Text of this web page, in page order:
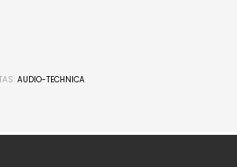
AUDIO-TECHNICA